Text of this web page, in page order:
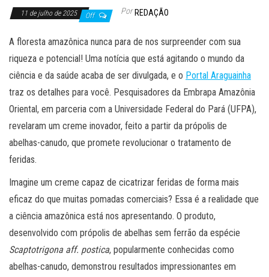
11 de julho de 2025 Off Por REDAÇÃO
A floresta amazônica nunca para de nos surpreender com sua
riqueza e potencial! Uma notícia que está agitando o mundo da
ciência e da saúde acaba de ser divulgada, e o Portal Araguainha
traz os detalhes para você. Pesquisadores da Embrapa Amazônia
Oriental, em parceria com a Universidade Federal do Pará (UFPA),
revelaram um creme inovador, feito a partir da própolis de
abelhas-canudo, que promete revolucionar o tratamento de
feridas.
Imagine um creme capaz de cicatrizar feridas de forma mais
eficaz do que muitas pomadas comerciais? Essa é a realidade que
a ciência amazônica está nos apresentando. O produto,
desenvolvido com própolis de abelhas sem ferrão da espécie
Scaptotrigona aff. postica, popularmente conhecidas como
abelhas-canudo, demonstrou resultados impressionantes em